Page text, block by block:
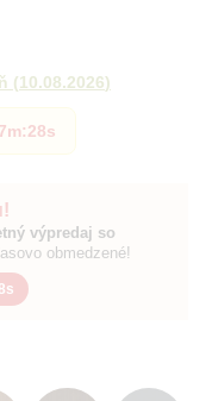
výpredaj so
obmedzené!
(10.08.2026)
:27s